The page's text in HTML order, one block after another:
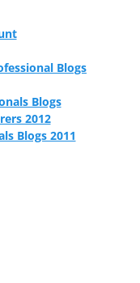
Blogs
Blogs
2012
Blogs 2011